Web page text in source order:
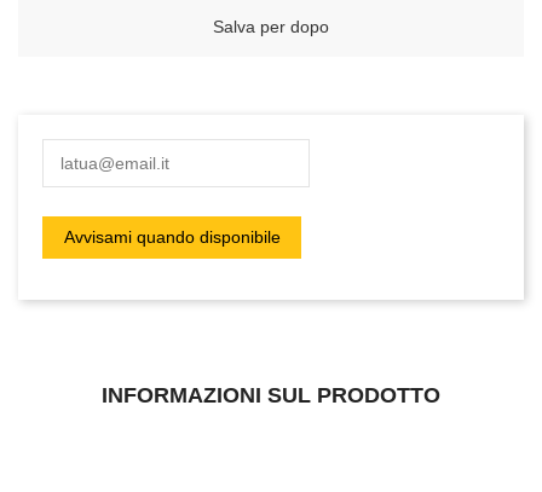
Salva per dopo
INFORMAZIONI SUL PRODOTTO